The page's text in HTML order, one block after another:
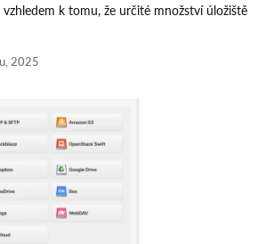
k tomu, že určité množství úložiště
2025